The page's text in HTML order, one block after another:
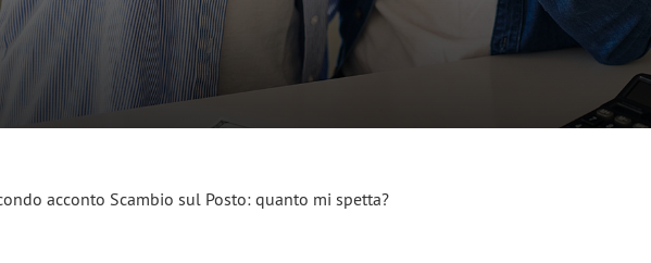
acconto Scambio sul Posto: quanto mi spetta?